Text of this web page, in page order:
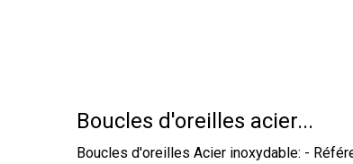
Boucles d'oreilles acier...
Boucles d'oreilles Acier inoxydable: -